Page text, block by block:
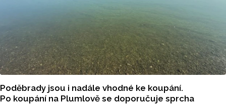
Poděbrady jsou i nadále vhodné ke koupání.
Po koupání na Plumlově se doporučuje sprcha